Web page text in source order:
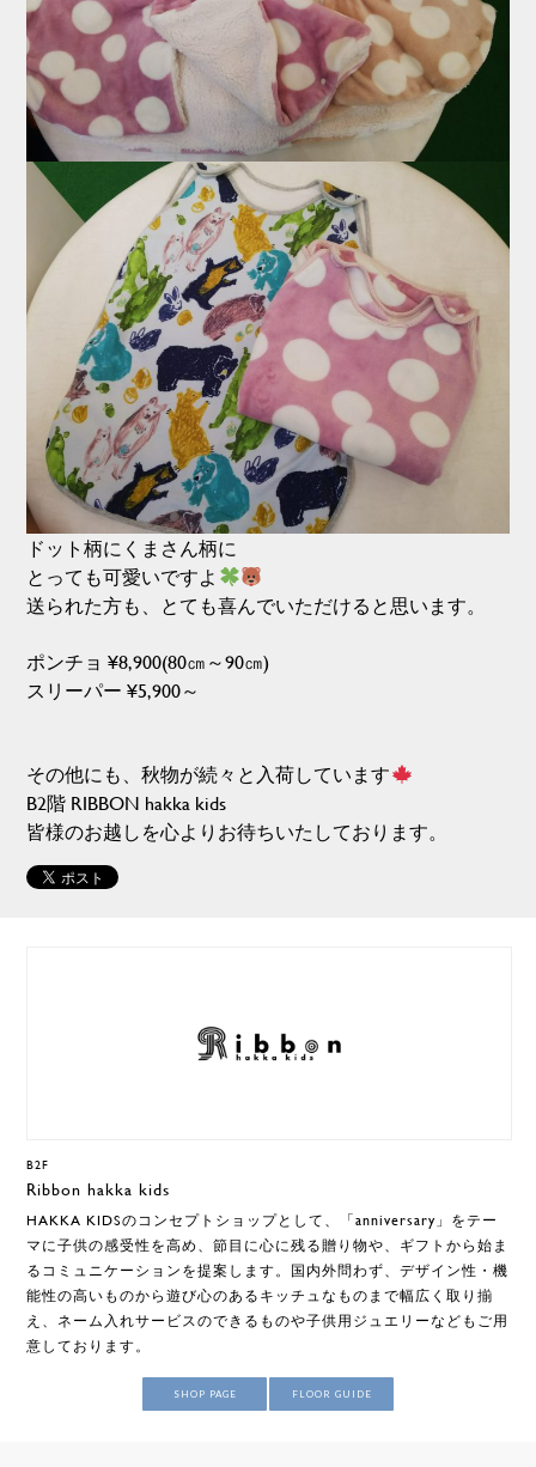
ドット柄にくまさん柄に
とっても可愛いですよ
送られた方も、とても喜んでいただけると思います。
ポンチョ ¥8,900(80㎝～90㎝)
スリーパー ¥5,900～
その他にも、秋物が続々と入荷しています
B2階 RIBBON hakka kids
皆様のお越しを心よりお待ちいたしております。
B2F
Ribbon hakka kids
HAKKA KIDSのコンセプトショップとして、「anniversary」をテー
マに子供の感受性を高め、節目に心に残る贈り物や、ギフトから始ま
るコミュニケーションを提案します。国内外問わず、デザイン性・機
能性の高いものから遊び心のあるキッチュなものまで幅広く取り揃
え、ネーム入れサービスのできるものや子供用ジュエリーなどもご用
意しております。
SHOP PAGE FLOOR GUIDE